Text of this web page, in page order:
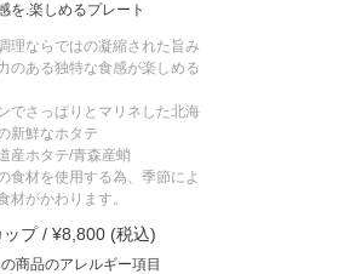
を.楽しめるプレート
理ならではの凝縮された旨み
のある独特な食感が楽しめる
でさっぱりとマリネした北海
新鮮なホタテ
産ホタテ/青森産蛸
食材を使用する為、季節によ
材がかわります。
ップ / ¥8,800 (税込)
商品のアレルギー項目